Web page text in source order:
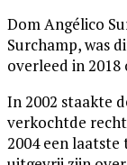
Dom Angélico
Surchamp, was
overleed in
In 2002 staakte
verkochtde
2004 een laatste